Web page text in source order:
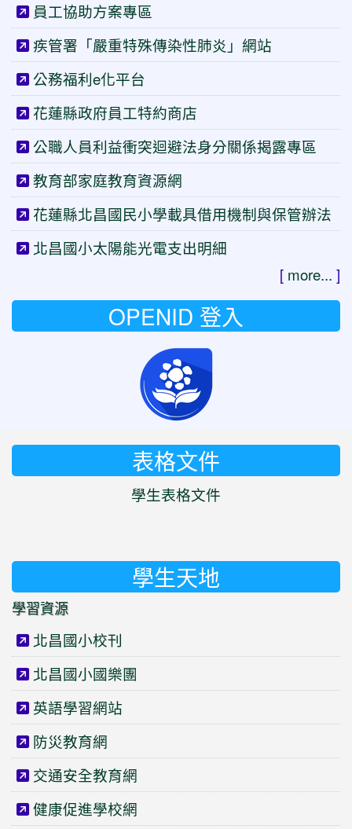
員工協助方案專區
疾管署「嚴重特殊傳染性肺炎」網站
公務福利e化平台
花蓮縣政府員工特約商店
公職人員利益衝突迴避法身分關係揭露專區
教育部家庭教育資源網
花蓮縣北昌國民小學載具借用機制與保管辦法
北昌國小太陽能光電支出明細
[ more... ]
OPENID 登入
表格文件
學生表格文件
學生天地
學習資源
北昌國小校刊
北昌國小國樂團
英語學習網站
防災教育網
交通安全教育網
健康促進學校網